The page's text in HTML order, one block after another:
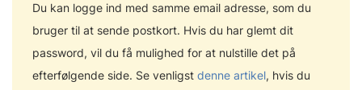
Du kan logge ind med samme email adresse, som du
bruger til at sende postkort. Hvis du har glemt dit
password, vil du få mulighed for at nulstille det på
efterfølgende side. Se venligst denne artikel, hvis du